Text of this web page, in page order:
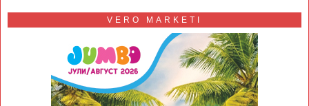
VERO MARKETI